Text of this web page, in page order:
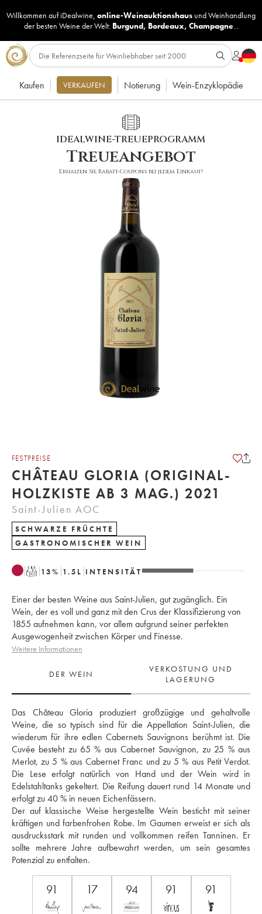
Willkommen auf iDealwine, online-Weinauktionshaus undWeinhandlung
der besten Weine der Welt: Burgund, Bordeaux, Champagne...
Kaufen VERKAUFEN Notierung Wein-Enzyklopädie
IDEALWINE-TREUEPROGRAMM
Treueangebot
Erhalten Sie Rabatt-Coupons bei jedem Einkauf!
FESTPREISE
CHÂTEAU GLORIA (ORIGINAL-
HOLZKISTE AB 3 MAG.) 2021
Saint-Julien AOC
SCHWARZE FRÜCHTE
GASTRONOMISCHER WEIN
T 13% 1.5 L INTENSITÄT
Einer der besten Weine aus Saint-Julien, gut zugänglich. Ein
Wein, der es voll und ganz mit den Crus der Klassifizierung von
1855 aufnehmen kann, vor allem aufgrund seiner perfekten
Ausgewogenheit zwischen Körper und Finesse.
Weitere Informationen
DER WEIN
VERKOSTUNG UND
LAGERUNG
Das Château Gloria produziert großzügige und gehaltvolle
Weine, die so typisch sind für die Appellation Saint-Julien, die
wiederum für ihre edlen Cabernets Sauvignons berühmt ist. Die
Cuvée besteht zu 65 % aus Cabernet Sauvignon, zu 25 % aus
Merlot, zu 5 % aus Cabernet Franc und zu 5 % aus Petit Verdot.
Die Lese erfolgt natürlich von Hand und der Wein wird in
Edelstahltanks gekeltert. Die Reifung dauert rund 14 Monate und
erfolgt zu 40 % in neuen Eichenfässern.
Der auf klassische Weise hergestellte Wein besticht mit seiner
kräftigen und farbenfrohen Robe. Im Gaumen erweist er sich als
ausdrucksstark mit runden und vollkommen reifen Tanninen. Er
sollte mehrere Jahre aufbewahrt werden, um sein gesamtes
Potenzial zu entfalten.
91 17 94 91 91